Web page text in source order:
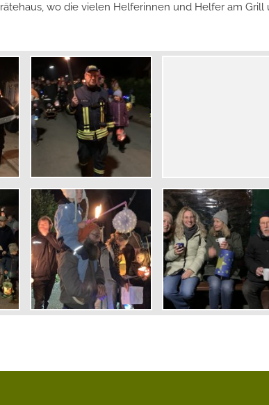
wo die vielen Helferinnen und Helfer am